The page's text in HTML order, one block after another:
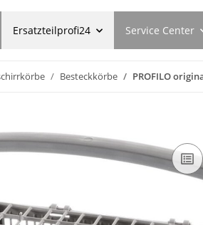
Ersatzteilprofi24 Service Center
Besteckkörbe PROFILO